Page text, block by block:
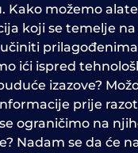
Kako možemo
koji se temelje
ići ispred
izazove?
prije
ograničimo na
Nadam se da će